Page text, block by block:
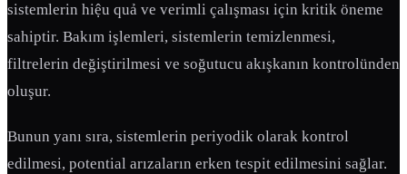
sistemlerin hiệu quả ve verimli çalışması için kritik öneme
sahiptir. Bakım işlemleri, sistemlerin temizlenmesi,
filtrelerin değiştirilmesi ve soğutucu akışkanın kontrolünden
oluşur.
Bunun yanı sıra, sistemlerin periyodik olarak kontrol
edilmesi, potential arızaların erken tespit edilmesini sağlar.